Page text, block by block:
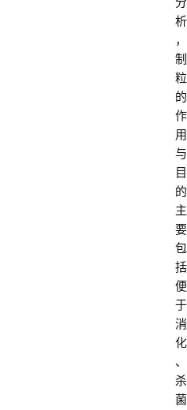
析
，
制
粒
的
作
用
与
目
的
主
要
包
括
便
于
消
化
、
杀
菌